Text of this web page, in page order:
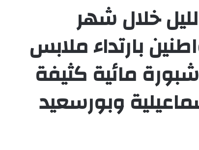
خلال شهر
بارتداء ملابس
مائية كثيفة
وبورسعيد